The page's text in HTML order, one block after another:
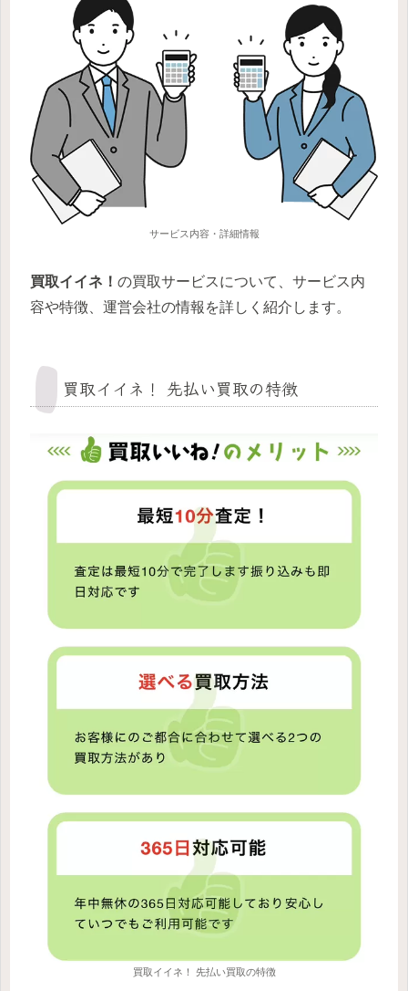
サービス内容・詳細情報
買取イイネ！ の買取サービスについて、サービス内
容や特徴、運営会社の情報を詳しく紹介します。
買取イイネ！ 先払い買取の特徴
買取イイネ！ 先払い買取の特徴